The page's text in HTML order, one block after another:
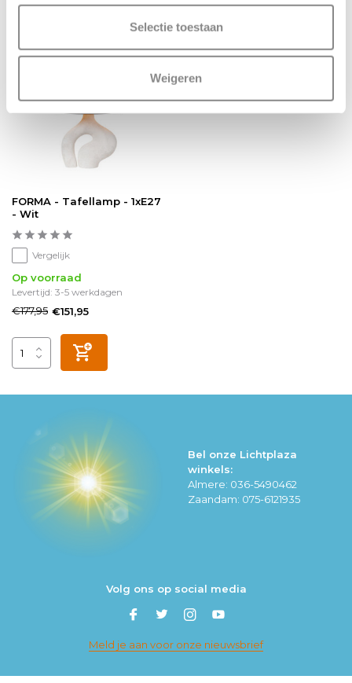
Selectie toestaan
Weigeren
sale 15%
FORMA - Tafellamp - 1xE27
- Wit
Vergelijk
Op voorraad
Levertijd: 3-5 werkdagen
€177,95 €151,95
Bel onze Lichtplaza
winkels:
Almere: 036-5490462
Zaandam: 075-6121935
Volg ons op social media
Meld je aan voor onze nieuwsbrief